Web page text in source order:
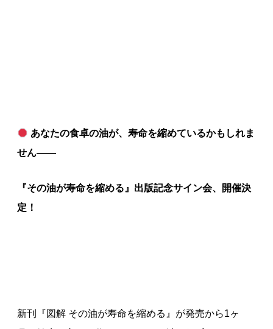
あなたの食卓の油が、寿命を縮めているかもしれま
せん――
『その油が寿命を縮める』出版記念サイン会、開催決
定！
新刊『図解 その油が寿命を縮める』が発売から1ヶ